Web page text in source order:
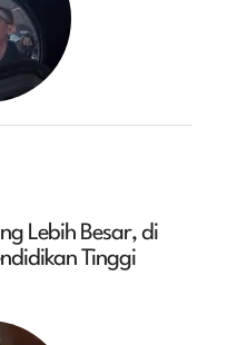
Lebih Besar, di
Tinggi